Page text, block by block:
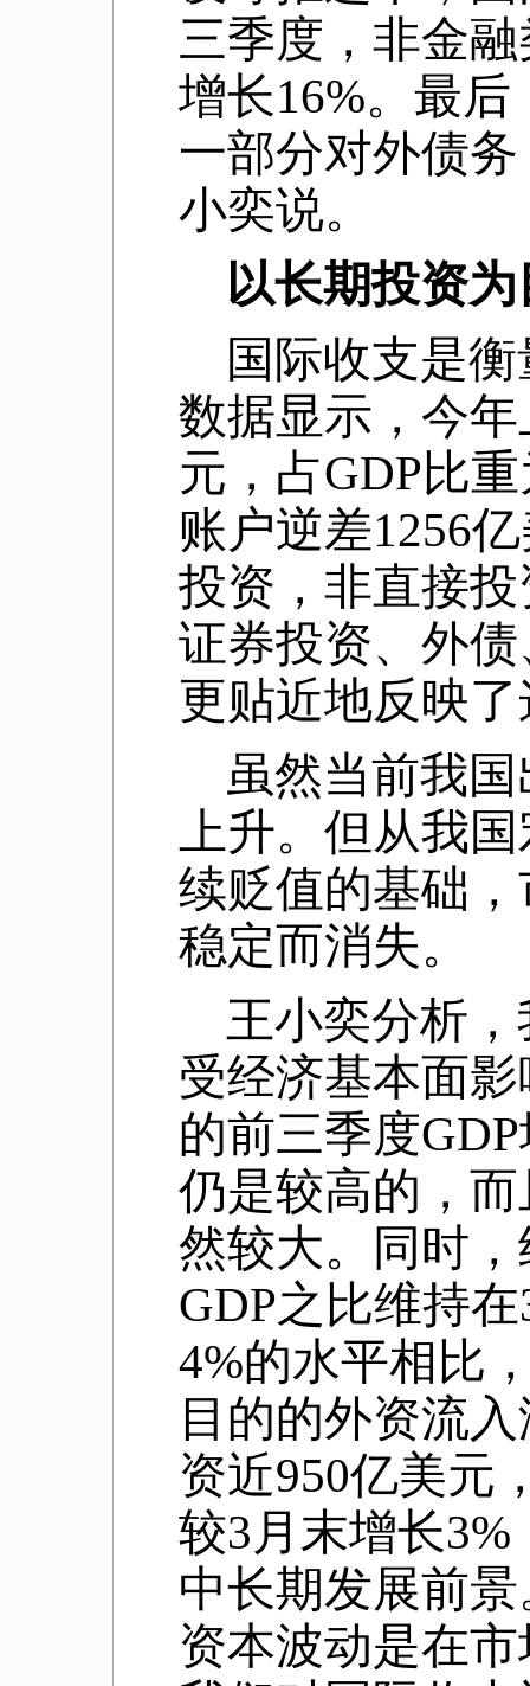
三季度，非金
增长16%。最后
一部分对外债
小奕说。
以长期投资
国际收支是
数据显示，今
元，占GDP比
账户逆差1256
投资，非直接
证券投资、外
更贴近地反映
虽然当前我
上升。但从我
续贬值的基础
稳定而消失。
王小奕分析
受经济基本面
的前三季度GDP
仍是较高的，
然较大。同时
GDP之比维持在
4%的水平相比
目的的外资流
资近950亿美元
较3月末增长3%
中长期发展前
资本波动是在